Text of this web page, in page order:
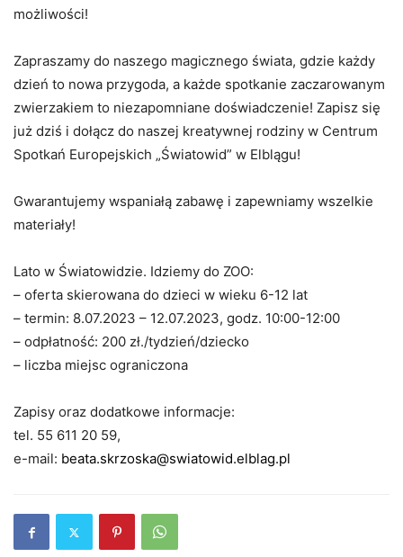
możliwości!
Zapraszamy do naszego magicznego świata, gdzie każdy
dzień to nowa przygoda, a każde spotkanie zaczarowanym
zwierzakiem to niezapomniane doświadczenie! Zapisz się
już dziś i dołącz do naszej kreatywnej rodziny w Centrum
Spotkań Europejskich „Światowid” w Elblągu!
Gwarantujemy wspaniałą zabawę i zapewniamy wszelkie
materiały!
Lato w Światowidzie. Idziemy do ZOO:
– oferta skierowana do dzieci w wieku 6-12 lat
– termin: 8.07.2023 – 12.07.2023, godz. 10:00-12:00
– odpłatność: 200 zł./tydzień/dziecko
– liczba miejsc ograniczona
Zapisy oraz dodatkowe informacje:
tel. 55 611 20 59,
e-mail: beata.skrzoska@swiatowid.elblag.pl